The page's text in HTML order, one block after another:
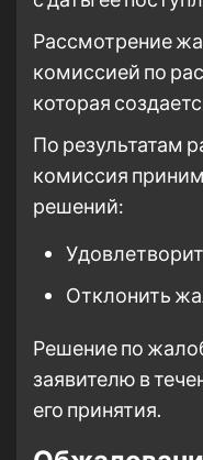
Рассмотрение
комиссией по
которая
По результатам
комиссия
решений:
Отклонить
Решение по
заявителю в
его принятия.